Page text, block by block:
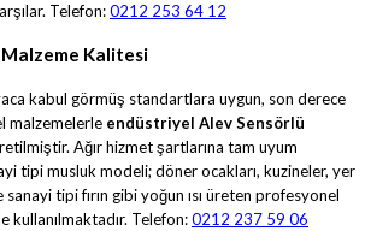
Telefon:0212 253 64 12
Kalitesi
kabul görmüş standartlara uygun, son derece
malzemelerle endüstriyel Alev Sensörlü
Ağır hizmet şartlarına tam uyum
tipi musluk modeli; döner ocakları, kuzineler, yer
tipi fırın gibi yoğun ısı üreten profesyonel
kullanılmaktadır. Telefon:0212 237 59 06